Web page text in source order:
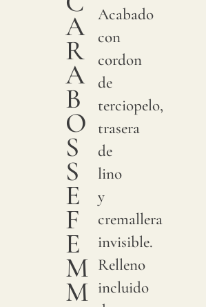
A
R
A
B
O
S
S
E
F
E
M
M
Acabado
con
cordon
de
terciopelo,
trasera
de
lino
y
cremallera
invisible.
Relleno
incluido